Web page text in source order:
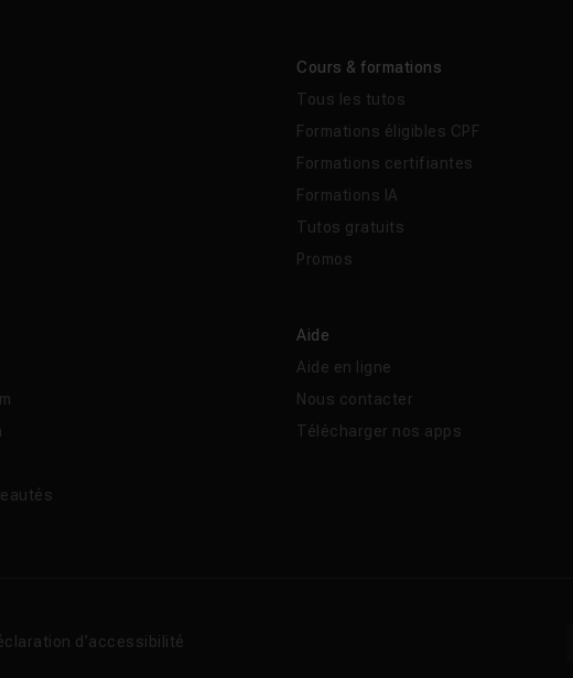
Cours & formations
Tous les tutos
Formations éligibles CPF
Formations certifiantes
Formations IA
Tutos gratuits
Promos
Aide
Aide en ligne
Nous contacter
Télécharger nos apps
d’accessibilité